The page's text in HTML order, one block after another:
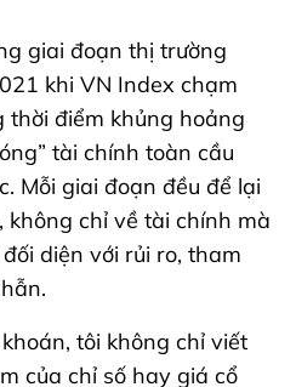
giai đoạn thị trường
khi VN Index chạm
thời điểm khủng hoảng
tài chính toàn cầu
Mỗi giai đoạn đều để lại
không chỉ về tài chính mà
diện với rủi ro, tham
tôi không chỉ viết
của chỉ số hay giá cổ